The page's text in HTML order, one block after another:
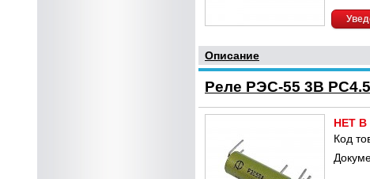
Описание
Реле РЭС-55 3В
НЕТ
Код